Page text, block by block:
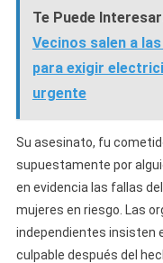
Te Puede
Vecinos salen a
para exigir
urgente
Su asesinato, fu
supuestamente por
en evidencia las fallas
mujeres en riesgo. Las
independientes insisten
culpable después del